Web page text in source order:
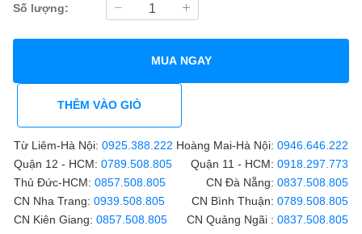
Số lượng:
MUA NGAY
THÊM VÀO GIỎ
Từ Liêm-Hà Nội: 0925.388.222 Hoàng Mai-Hà Nội: 0946.646.222
Quận 12 - HCM: 0789.508.805 Quận 11 - HCM: 0918.297.773
Thủ Đức-HCM: 0857.508.805 CN Đà Nẵng: 0837.508.805
CN Nha Trang: 0939.508.805 CN Bình Thuận: 0789.508.805
CN Kiên Giang: 0857.508.805 CN Quảng Ngãi : 0837.508.805